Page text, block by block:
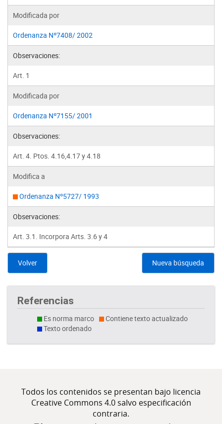
Modificada por
Ordenanza Nº7408/ 2002
Observaciones:
Art. 1
Modificada por
Ordenanza Nº7155/ 2001
Observaciones:
Art. 4. Ptos. 4.16,4.17 y 4.18
Modifica a
Ordenanza Nº5727/ 1993
Observaciones:
Art. 3.1. Incorpora Arts. 3.6 y 4
Volver Nueva búsqueda
Referencias
Es norma marco
Contiene texto actualizado
Texto ordenado